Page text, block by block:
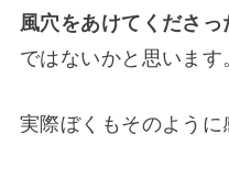
風穴をあけてくださ
ではないかと思います
実際ぼくもそのように